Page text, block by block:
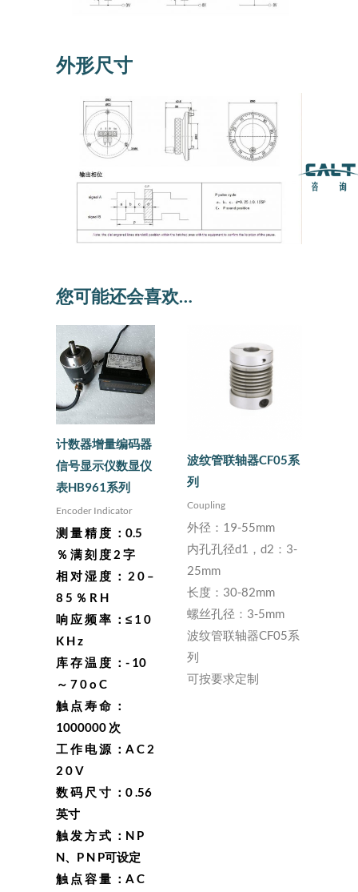
外形尺寸
您可能还会喜欢…
计数器增量编码器
信号显示仪数显仪
表HB961系列
Encoder Indicator
测 量 精 度 ：0.5
％ 满 刻 度 2 字
相 对 湿 度 ： 2 0 –
8 5 ％ R H
响 应 频 率 ：≤ 1 0
K H z
库 存 温 度 ：- 10
～ 7 0 o C
触 点 寿 命 ：
1000000 次
工 作 电 源 ：A C 2
2 0 V
数 码 尺 寸 ：0 .56
英寸
触 发 方 式 ：N P
N、P N P可设定
触 点 容 量 ：A C
波纹管联轴器CF05系
列
Coupling
外径：19-55mm
内孔孔径d1，d2：3-
25mm
长度：30-82mm
螺丝孔径：3-5mm
波纹管联轴器CF05系
列
可按要求定制